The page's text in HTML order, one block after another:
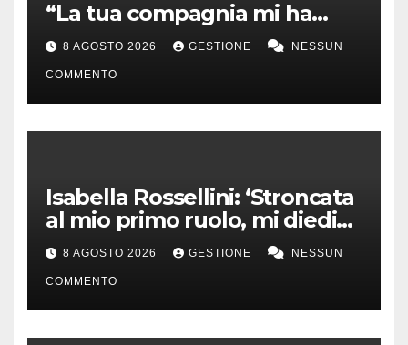
“La tua compagnia mi ha
sempre divertito”
8 AGOSTO 2026 GESTIONE NESSUN
COMMENTO
Isabella Rossellini: ‘Stroncata
al mio primo ruolo, mi diedi
alla moda’
8 AGOSTO 2026 GESTIONE NESSUN
COMMENTO